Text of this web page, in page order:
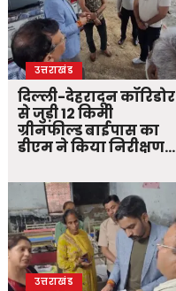
उत्तराखंड
दिल्ली-देहरादून कॉरिडोर
से जुड़ी 12 किमी
ग्रीनफील्ड बाईपास का
डीएम ने किया निरीक्षण…
उत्तराखंड